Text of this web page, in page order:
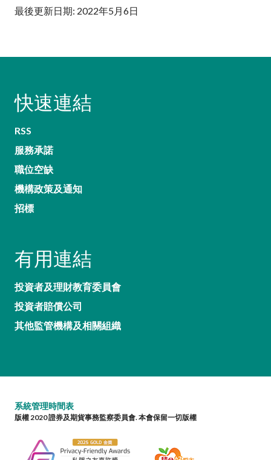
最後更新日期: 2022年5月6日
快速連結
RSS
服務承諾
職位空缺
機構政策及通知
招標
有用連結
投資者及理財教育委員會
投資者賠償公司
其他監管機構及相關組織
系統管理時間表
版權 2020 證券及期貨事務監察委員會. 本會保留一切版權